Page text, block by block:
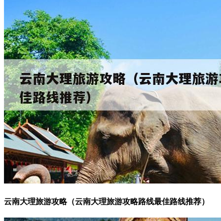
云南大理旅游攻略（云南大理旅游攻略路线最佳路线推荐）